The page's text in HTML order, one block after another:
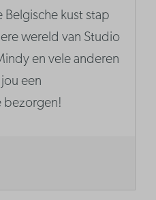
kust stap
wereld van Studio
en vele anderen
een
bezorgen!